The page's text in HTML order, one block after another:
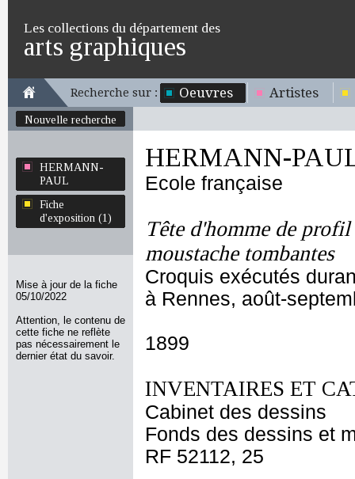
Les collections du département des
arts graphiques
Recherche sur : Oeuvres Artistes
Nouvelle recherche
HERMANN-
PAUL
Fiche
d'exposition (1)
Mise à jour de la fiche
05/10/2022
Attention, le contenu de
cette fiche ne reflète
pas nécessairement le
dernier état du savoir.
HERMANN-
Ecole française
Tête d'homme de profil
moustache tombantes
Croquis exécutés
à Rennes, août-
1899
INVENTAIRES ET
Cabinet des dessins
Fonds des dessins et
RF 52112, 25